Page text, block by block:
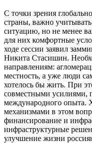
С точки зрения
страны, важно
ситуацию, но не менее
для них комфортные
ходе сессии заявил
Никита Стасишин.
направлениям:
местность, а уже люди
хотелось бы жить. При
совместными усилиями,
международного
механизмами в этом
финансирование и
инфраструктурные
улучшение жизни